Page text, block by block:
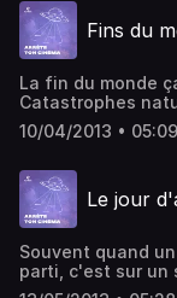
Fins du
La fin du monde
Catastrophes
impact de
qui pourrait
voix : Jérémy
10/04/2013 • 05:09
Le jour
Souvent quand
parti, c'est sur un
la pollution ou la